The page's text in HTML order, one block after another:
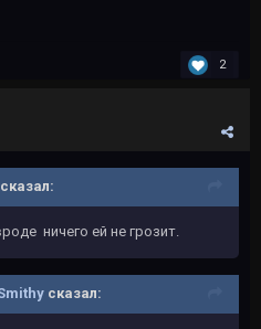
2
сказал:
ничего ей не грозит.
сказал: